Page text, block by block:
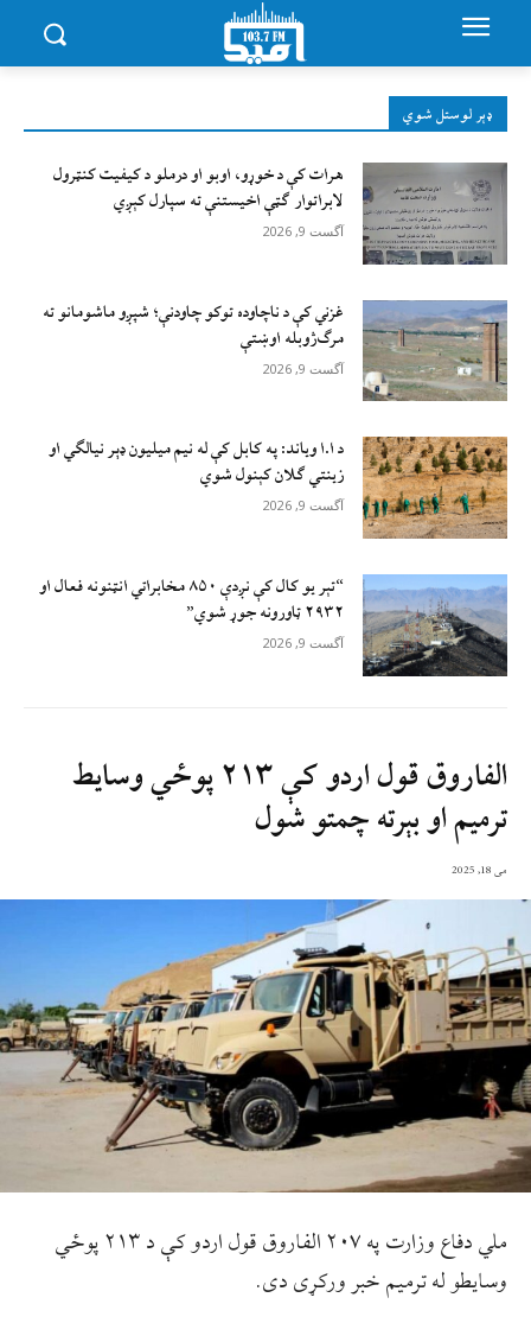
ډېر لوستل شوي
هرات کې د خوړو، اوبو او درملو د کیفیت کنټرول
لابراتوار ګټې اخيستنې ته سپارل کېږي
آگست 9, 2026
غزني کې د ناچاوده توکو چاودنې؛ شپږو ماشومانو ته
مرګ‌ژوبله اوښتې
آگست 9, 2026
د ا.ا وياند: په کابل کې له نیم میلیون ډېر نیالګي او
زینتي ګلان کېنول شوي
آگست 9, 2026
“تېر يو کال کې نږدې ۸۵۰ مخابراتي انټنونه فعال او
۲۹۳۲ ټاورونه جوړ شوي”
آگست 9, 2026
الفاروق قول اردو کې ۲۱۳ پوځي وسایط
ترمیم او بېرته چمتو شول
می 18, 2025
ملي دفاع وزارت په ۲۰۷ الفاروق قول اردو کې د ۲۱۳ پوځي
وسايطو له ترميم خبر ورکړی دی.